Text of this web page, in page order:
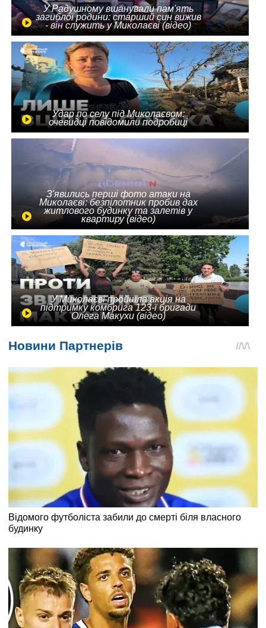
У Радушному вшанували пам'ять
загиблої родини: старший син вижив
- він служить у Миколаєві (відео)
Удар по селу під Миколаєвом:
очевидці повідомили подробиці
З'явились перші фото атаки на
Миколаєві: безпілотник пробив дах
житлового будинку та залетів у
квартиру (відео)
У Миколаєві пройшла акція на
підтримку комбрига 123-ї бригади
Олега Макухи (відео)